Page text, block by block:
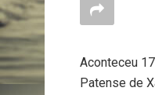
Aconteceu
Patense de